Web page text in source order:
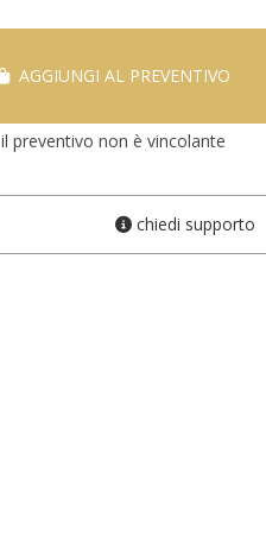
AGGIUNGI AL PREVENTIVO
il preventivo non è vincolante
chiedi supporto